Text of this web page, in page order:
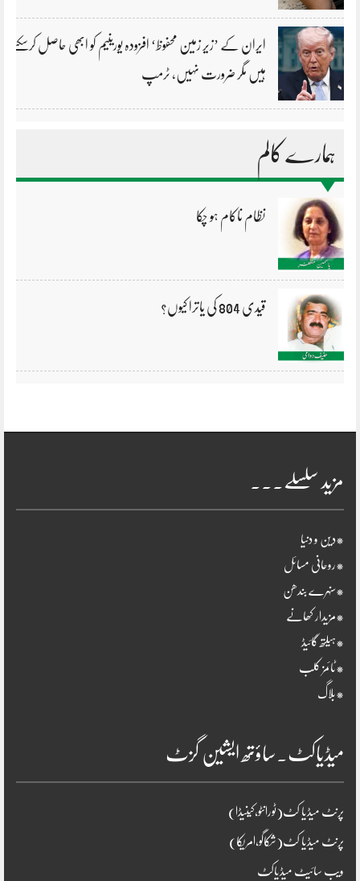
ایران کے ’زیر زمین محفوظ‘ افزودہ یورینیم کو ابھی حاصل کرسکتے
ہیں مگر ضرورت نہیں، ٹرمپ
ہمارے کالم
نظام ناکام ہو چکا
قیدی 804 کی یاترا کیوں؟
مزید سلسلے۔۔۔
*دین و دنیا
*روحانی مسائل
*سنہرے بندھن
*مزیدار کھانے
*ہیلتھ گائیڈ
*ٹائمز کلب
*بلاگ
میڈیاکٹ۔ساؤتھ ایشین گزٹ
پرنٹ میڈیا کٹ(ٹورانٹو،کینیڈا)
پرنٹ میڈیا کٹ(شکاگو،امریکا)
ویب سائیٹ میڈیاکٹ